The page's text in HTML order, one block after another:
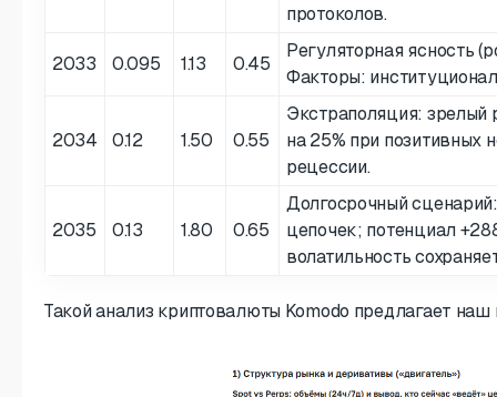
протоколов.
2033 0.095 1.13 0.45
Регуляторная ясность
Факторы:
2034 0.12 1.50 0.55
Экстраполяция: зрелый
на 25% при позитивных
рецессии.
2035 0.13 1.80 0.65
Долгосрочный
цепочек; потенциал
волатильность
Такой анализ криптовалюты Komodo предлагает